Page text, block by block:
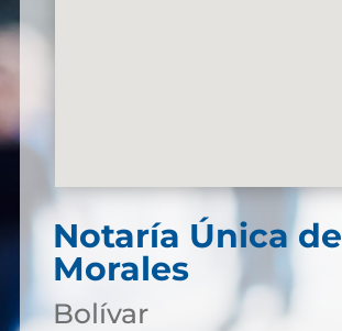
Notaría Única de
Morales
Bolívar